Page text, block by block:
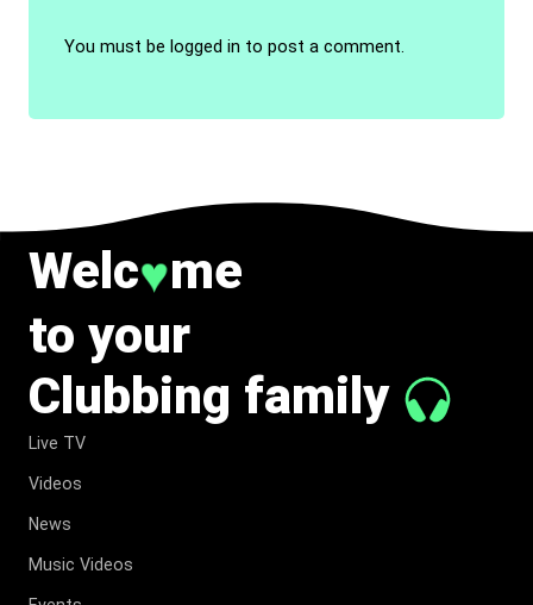
You must be logged in to post a comment.
Welc♥me
to your
Clubbing family
Live TV
Videos
News
Music Videos